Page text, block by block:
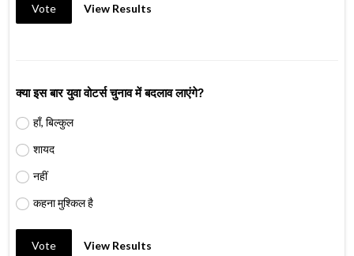
Vote View Results
क्या इस बार युवा वोटर्स चुनाव में बदलाव लाएंगे?
हाँ, बिल्कुल
शायद
नहीं
कहना मुश्किल है
Vote View Results